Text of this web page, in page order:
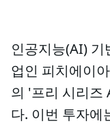
인공지능(AI)
업인 피치에이
의 '프리 시리즈
다. 이번 투자에